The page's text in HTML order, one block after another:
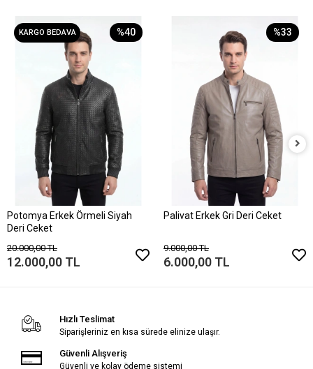
KARGO BEDAVA %40
Potomya Erkek Örmeli Siyah
Deri Ceket
20.000,00 TL
12.000,00 TL
%33
Palivat Erkek Gri Deri Ceket
9.000,00 TL
6.000,00 TL
Hızlı Teslimat
Siparişleriniz en kısa sürede elinize ulaşır.
Güvenli Alışveriş
Güvenli ve kolay ödeme sistemi